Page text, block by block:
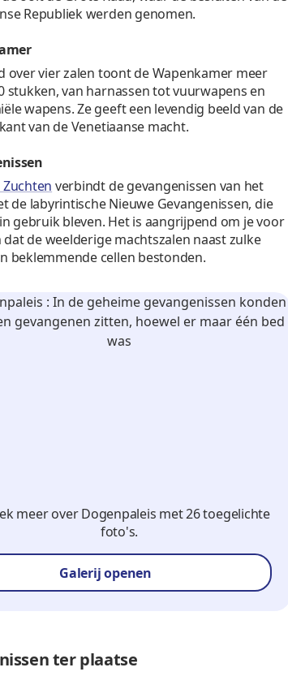
Republiek werden genomen.
over vier zalen toont de Wapenkamer meer
stukken, van harnassen tot vuurwapens en
wapens. Ze geeft een levendig beeld van de
van de Venetiaanse macht.
verbindt de gevangenissen van het
de labyrintische Nieuwe Gevangenissen, die
gebruik bleven. Het is aangrijpend om je voor
dat de weelderige machtszalen naast zulke
beklemmende cellen bestonden.
meer over Dogenpaleis met 26 toegelichte
foto's.
Galerij openen
ter plaatse